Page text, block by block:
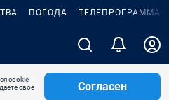
ПОГОДА ТЕЛЕПРОГРАММА
cookie-
свое
Согласен